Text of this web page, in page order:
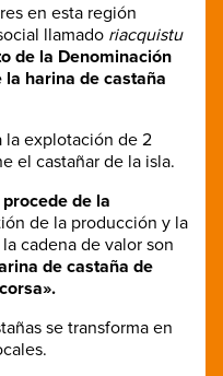
en esta región
llamado riacquistu
de la Denominación
la harina de castaña
la explotación de 2
el castañar de la isla.
de la
de la producción y la
cadena de valor son
de castaña de
se transforma en